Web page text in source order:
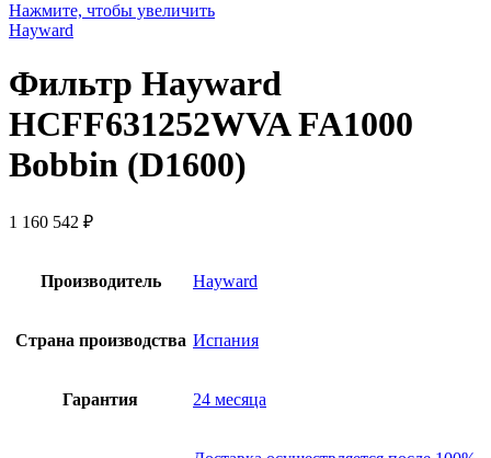
Нажмите, чтобы увеличить
Hayward
Фильтр Hayward
HCFF631252WVA FA1000
Bobbin (D1600)
1 160 542 ₽
Производитель Hayward
Страна производства Испания
Гарантия 24 месяца